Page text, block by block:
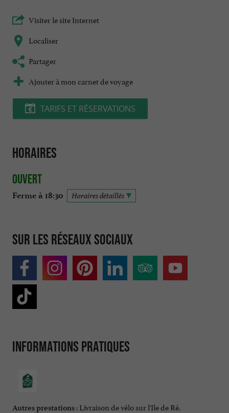
Visiter le site Internet
Localiser
Partager
Ajouter à mon carnet de voyage
TARIFS ET RÉSERVATIONS
Horaires
Ouvert
Ferme à 18:30 Horaires détaillés
Sur les réseaux sociaux
Informations pratiques
Autres prestations : Livraison de vélo sur l'Ile de Ré.